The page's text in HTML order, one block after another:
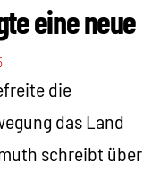
eine neue
die
das Land
schreibt über